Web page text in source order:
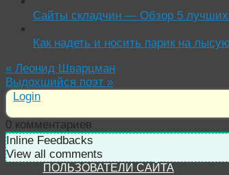
Сайты складчин — Обзор 5
Как надеть и носить парик на
« Леонид Шварцман
Выдохшийся поэт »
Login
0 комментариев
Inline Feedbacks
View all comments
ПОЛЬЗОВАТЕЛИ САЙТА